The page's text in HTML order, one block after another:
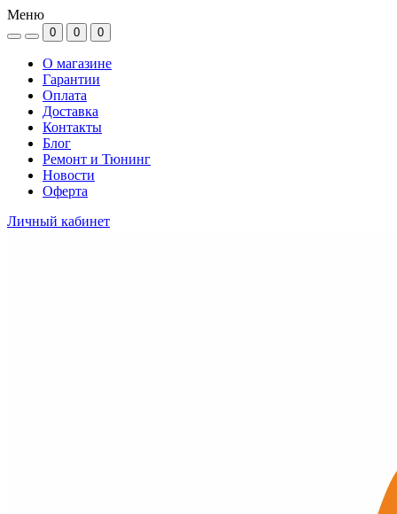
Меню
0 0 0
О магазине
Гарантии
Оплата
Доставка
Контакты
Блог
Ремонт и Тюнинг
Новости
Оферта
Личный кабинет